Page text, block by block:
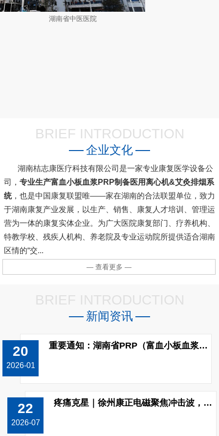
湖南省中医医院
BRIEF INTRODUCTION
企业文化
湖南桔志康医疗科技有限公司是一家专业康复医学设备公
司， 专业生产富血小板血浆PRP制备医用离心机&艾灸排烟系
统，也是中国康复联盟唯――家在湖南的合法联盟单位，致力
于湖南康复产业发展，以生产、销售、康复人才培训、管理运
营为一体的康复实体企业。为广大医院康复部门、疗养机构、
特教学校、残疾人机构、养老院及专业运动院所提供适合湖南
区情的“交...
— 查看更多 —
BRIEF INTRODUCTION
新闻资讯
20
2026-01
重要通知：湖南省PRP（富血小板血浆）制备收费标准已调整!
22
2026-07
疼痛克星｜徐州康正电磁聚焦冲击波，无创修复颈肩腰腿痛